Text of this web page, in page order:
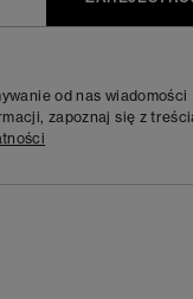
od nas wiadomości
zapoznaj się z